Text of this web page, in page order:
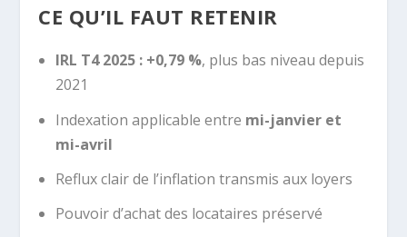
CE QU’IL FAUT RETENIR
IRL T4 2025 : +0,79 %, plus bas niveau depuis
2021
Indexation applicable entre mi-janvier et
mi-avril
Reflux clair de l’inflation transmis aux loyers
Pouvoir d’achat des locataires préservé